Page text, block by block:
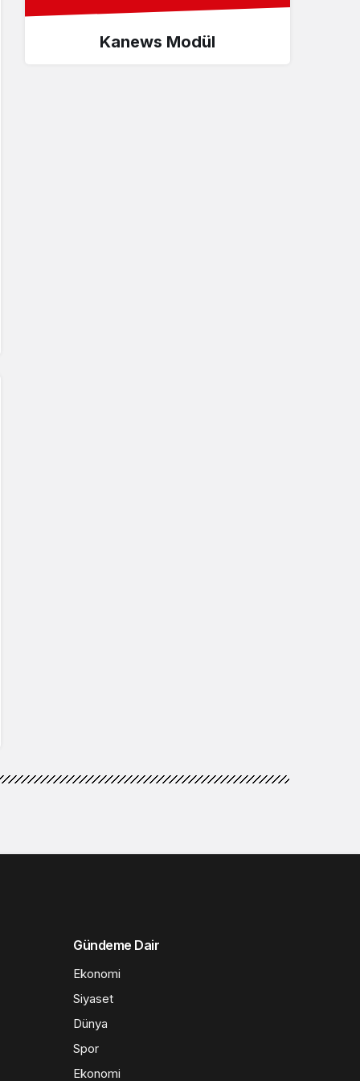
Kanews Modül
Gündeme Dair
Ekonomi
Siyaset
Dünya
Spor
Ekonomi